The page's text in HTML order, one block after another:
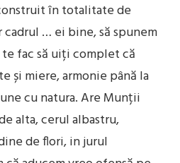
în totalitate de
cadrul … ei bine, să spunem
fac să uiți complet că
și miere, armonie până la
cu natura. Are Munții
alta, cerul albastru,
de flori, in jurul